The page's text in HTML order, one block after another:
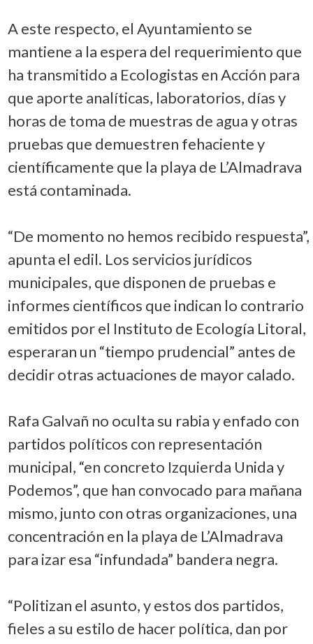
A este respecto, el Ayuntamiento se
mantiene a la espera del requerimiento que
ha transmitido a Ecologistas en Acción para
que aporte analíticas, laboratorios, días y
horas de toma de muestras de agua y otras
pruebas que demuestren fehaciente y
científicamente que la playa de L’Almadrava
está contaminada.
“De momento no hemos recibido respuesta”,
apunta el edil. Los servicios jurídicos
municipales, que disponen de pruebas e
informes científicos que indican lo contrario
emitidos por el Instituto de Ecología Litoral,
esperaran un “tiempo prudencial” antes de
decidir otras actuaciones de mayor calado.
Rafa Galvañ no oculta su rabia y enfado con
partidos políticos con representación
municipal, “en concreto Izquierda Unida y
Podemos”, que han convocado para mañana
mismo, junto con otras organizaciones, una
concentración en la playa de L’Almadrava
para izar esa “infundada” bandera negra.
“Politizan el asunto, y estos dos partidos,
fieles a su estilo de hacer política, dan por